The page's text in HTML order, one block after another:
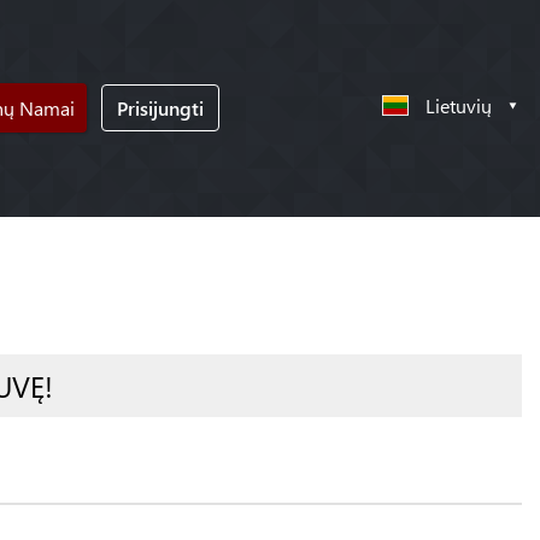
Namai Prisijungti Lietuvių